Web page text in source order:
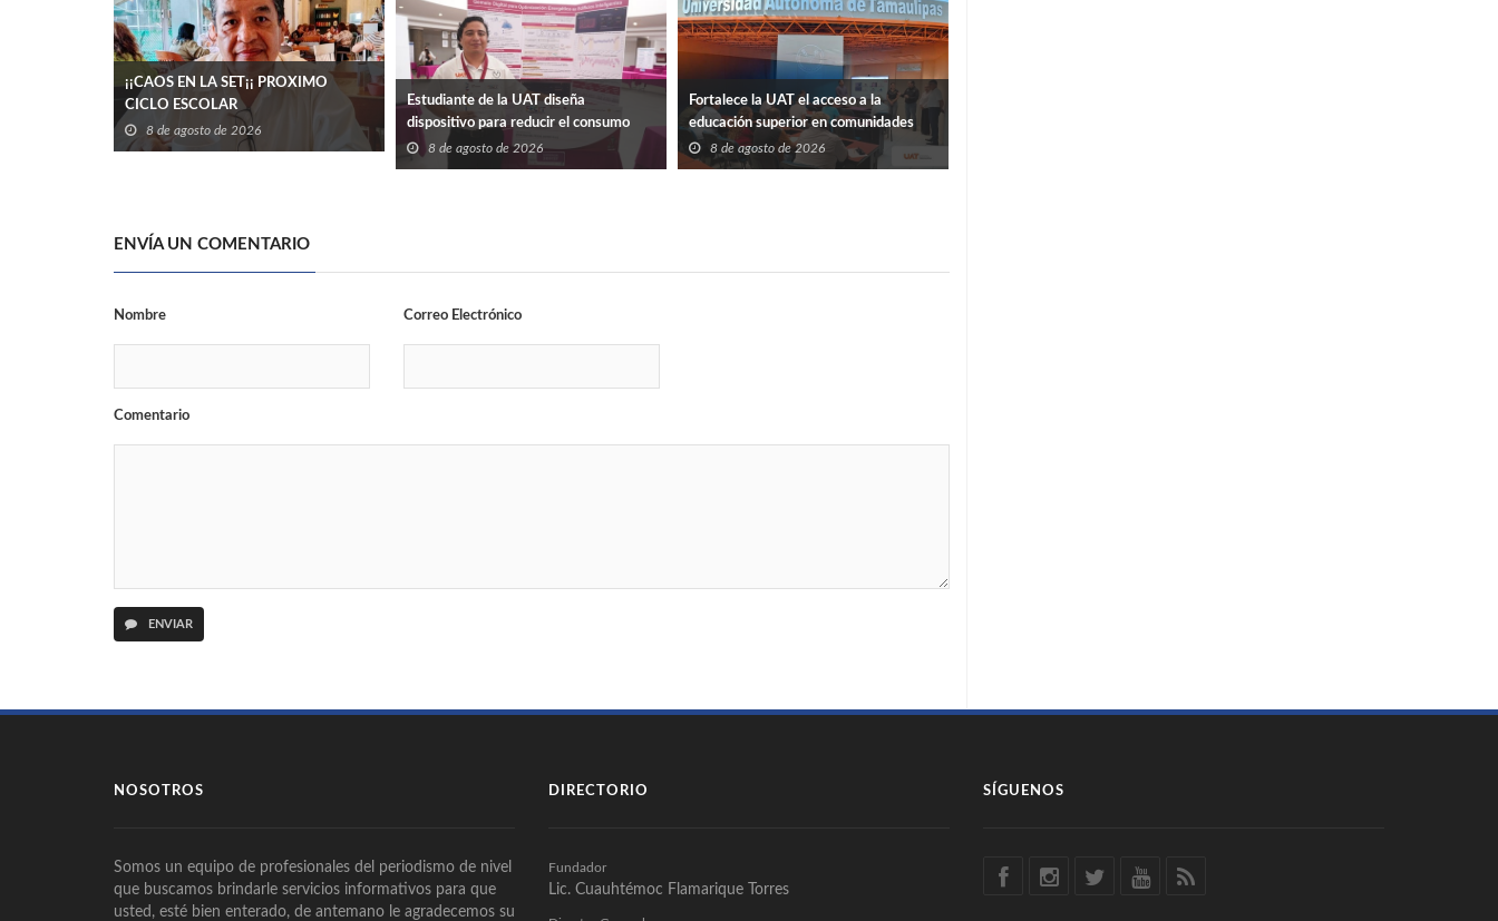
¡¡CAOS EN LA SET¡¡ PROXIMO
CICLO ESCOLAR
8 de agosto de 2026
Estudiante de la UAT diseña
dispositivo para reducir el consumo
eléctrico en edificios
8 de agosto de 2026
Fortalece la UAT el acceso a la
educación superior en comunidades
8 de agosto de 2026
ENVÍA UN COMENTARIO
Nombre Correo Electrónico
Comentario
ENVIAR
NOSOTROS
Somos un equipo de profesionales del periodismo de nivel
que buscamos brindarle servicios informativos para que
usted, esté bien enterado, de antemano le agradecemos su
DIRECTORIO
Fundador
Lic. Cuauhtémoc Flamarique Torres
SÍGUENOS